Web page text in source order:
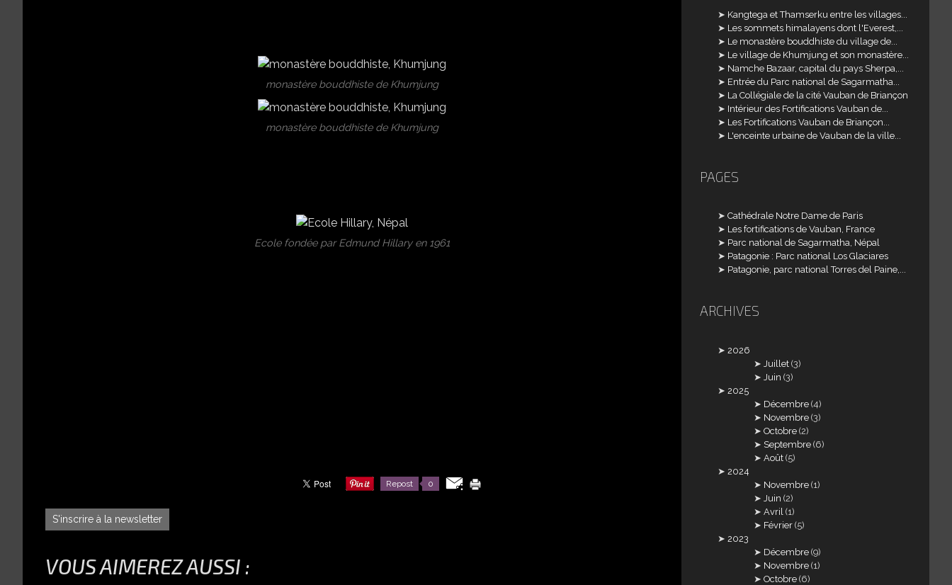
monastère bouddhiste de Khumjung
monastère bouddhiste de Khumjung
Ecole fondée par Edmund Hillary en 1961
Repost 0
S'inscrire à la newsletter
VOUS AIMEREZ AUSSI :
Kangtega et Thamserku entre les villages...
Les sommets himalayens dont l'Everest,...
Le monastère bouddhiste du village de...
Le village de Khumjung et son monastère...
Namche Bazaar, capital du pays Sherpa,...
Entrée du Parc national de Sagarmatha...
La Collégiale de la cité Vauban de Briançon
Intérieur des Fortifications Vauban de...
Les Fortifications Vauban de Briançon...
L'enceinte urbaine de Vauban de la ville...
PAGES
Cathédrale Notre Dame de Paris
Les fortifications de Vauban, France
Parc national de Sagarmatha, Népal
Patagonie : Parc national Los Glaciares
Patagonie, parc national Torres del Paine,...
ARCHIVES
2026
Juillet (3)
Juin (3)
2025
Décembre (4)
Novembre (3)
Octobre (2)
Septembre (6)
Août (5)
2024
Novembre (1)
Juin (2)
Avril (1)
Février (5)
2023
Décembre (9)
Novembre (1)
Octobre (6)